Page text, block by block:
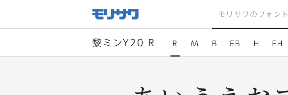
モリサワのフォント
黎ミンY20 R R M B EB H EH